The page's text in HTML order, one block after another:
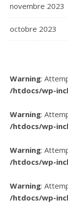
novembre 2023
octobre 2023
Warning:
/htdocs/wp-
Warning:
/htdocs/wp-
Warning:
/htdocs/wp-
Warning:
/htdocs/wp-